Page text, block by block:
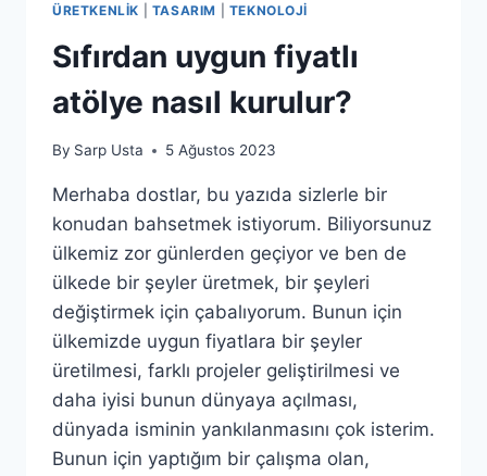
ÜRETKENLIK TASARIM TEKNOLOJI
Sıfırdan uygun fiyatlı
atölye nasıl kurulur?
By Sarp Usta 5 Ağustos 2023
Merhaba dostlar, bu yazıda sizlerle bir
konudan bahsetmek istiyorum. Biliyorsunuz
ülkemiz zor günlerden geçiyor ve ben de
ülkede bir şeyler üretmek, bir şeyleri
değiştirmek için çabalıyorum. Bunun için
ülkemizde uygun fiyatlara bir şeyler
üretilmesi, farklı projeler geliştirilmesi ve
daha iyisi bunun dünyaya açılması,
dünyada isminin yankılanmasını çok isterim.
Bunun için yaptığım bir çalışma olan,